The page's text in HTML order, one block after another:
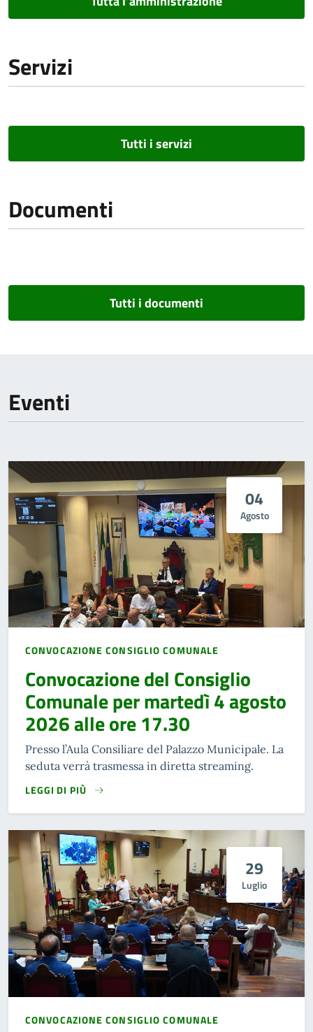
Servizi
Tutti i servizi
Documenti
Tutti i documenti
Eventi
04
Agosto
CONVOCAZIONE CONSIGLIO COMUNALE
Convocazione del Consiglio
Comunale per martedì 4 agosto
2026 alle ore 17.30
Presso l’Aula Consiliare del Palazzo Municipale. La
seduta verrà trasmessa in diretta streaming.
LEGGI DI PIÙ
29
Luglio
CONVOCAZIONE CONSIGLIO COMUNALE